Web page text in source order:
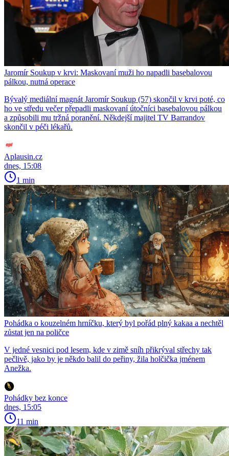
Jaromír Soukup v krvi: Maskovaní muži ho napadli basebalovou
pálkou, nutná operace
Bývalý mediální magnát Jaromír Soukup (57) skončil v krvi poté, co
ho ve středu večer přepadli maskovaní útočníci basebalovou pálkou
a způsobili mu tržná poranění. Někdejší majitel TV Barrandov
skončil v péči lékařů.
Aplausin.cz
dnes, 15:08
1 min
Pohádka o kouzelném hrníčku, který byl pořád plný kakaa a nechtěl
zůstat jen na poličce
V jedné vesnici pod lesem, kde v zimě sníh přikrýval střechy tak
pečlivě, jako by je někdo balil do peřiny, žila holčička jménem
Anežka.
Pohádky bez konce
dnes, 15:05
11 min